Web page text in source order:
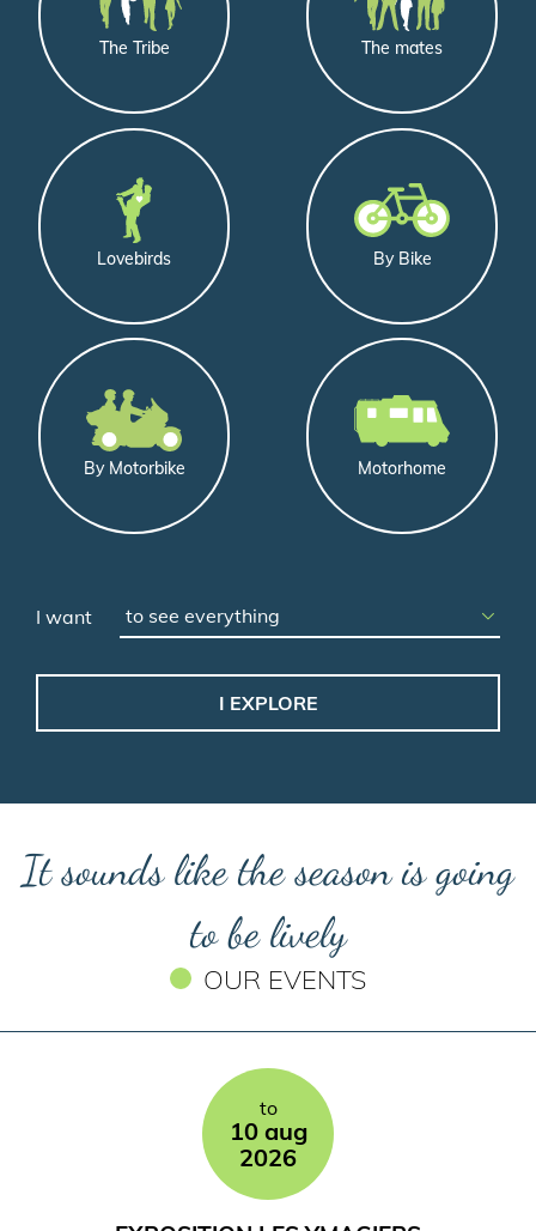
The Tribe The mates
Lovebirds By Bike
By Motorbike Motorhome
I want
It sounds like the season is going
to be lively
OUR EVENTS
to
10 aug
2026